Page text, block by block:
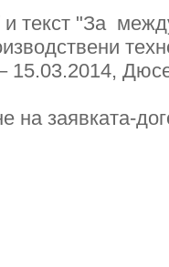
текст "За
15.03.2014,
на заявката-